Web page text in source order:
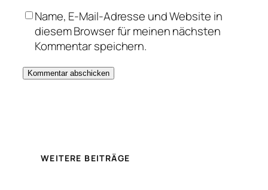
Name, E-Mail-Adresse und Website in
diesem Browser für meinen nächsten
Kommentar speichern.
WEITERE BEITRÄGE